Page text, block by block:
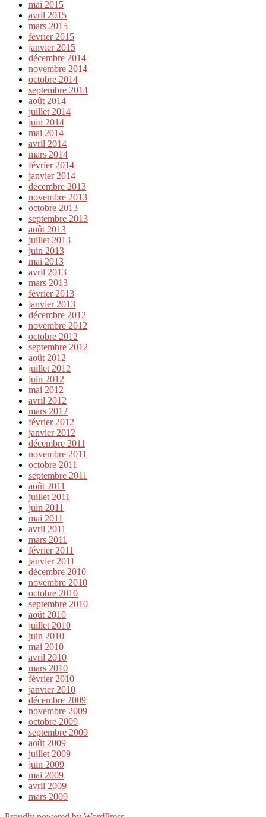
mai 2015
avril 2015
mars 2015
février 2015
janvier 2015
décembre 2014
novembre 2014
octobre 2014
septembre 2014
août 2014
juillet 2014
juin 2014
mai 2014
avril 2014
mars 2014
février 2014
janvier 2014
décembre 2013
novembre 2013
octobre 2013
septembre 2013
août 2013
juillet 2013
juin 2013
mai 2013
avril 2013
mars 2013
février 2013
janvier 2013
décembre 2012
novembre 2012
octobre 2012
septembre 2012
août 2012
juillet 2012
juin 2012
mai 2012
avril 2012
mars 2012
février 2012
janvier 2012
décembre 2011
novembre 2011
octobre 2011
septembre 2011
août 2011
juillet 2011
juin 2011
mai 2011
avril 2011
mars 2011
février 2011
janvier 2011
décembre 2010
novembre 2010
octobre 2010
septembre 2010
août 2010
juillet 2010
juin 2010
mai 2010
avril 2010
mars 2010
février 2010
janvier 2010
décembre 2009
novembre 2009
octobre 2009
septembre 2009
août 2009
juillet 2009
juin 2009
mai 2009
avril 2009
mars 2009